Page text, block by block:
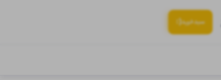
سبد‌خرید(: